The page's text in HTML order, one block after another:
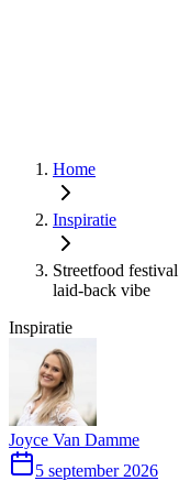
Home
Inspiratie
Streetfood
laid-back vibe
Inspiratie
Joyce Van Damme
5 september 2026